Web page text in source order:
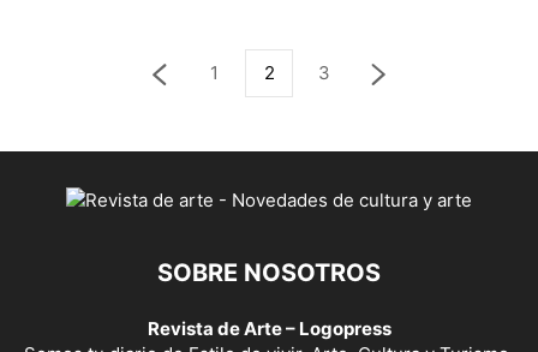
1 2 3
SOBRE NOSOTROS
Revista de Arte – Logopress